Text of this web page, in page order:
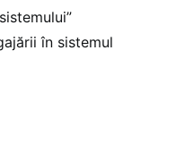
în sistemul